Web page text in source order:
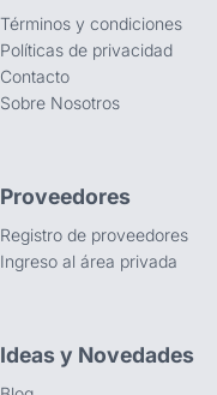
Términos y condiciones
Políticas de privacidad
Contacto
Sobre Nosotros
Proveedores
Registro de proveedores
Ingreso al área privada
Ideas y Novedades